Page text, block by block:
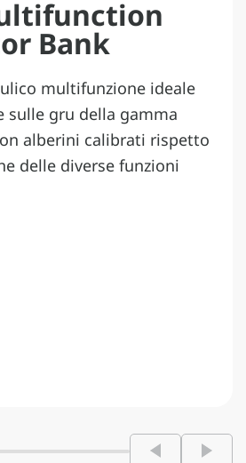
Bank
multifunzione ideale
sulle gru della gamma
alberini calibrati rispetto
delle diverse funzioni